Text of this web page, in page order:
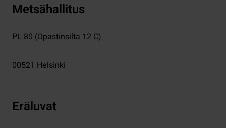
Metsähallitus
PL 80 (Opastinsilta 12 C)
00521 Helsinki
Eräluvat